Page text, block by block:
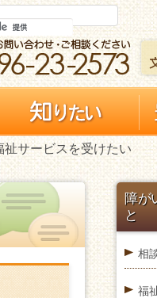
祉サービスを受けたい
障が
と
相
福